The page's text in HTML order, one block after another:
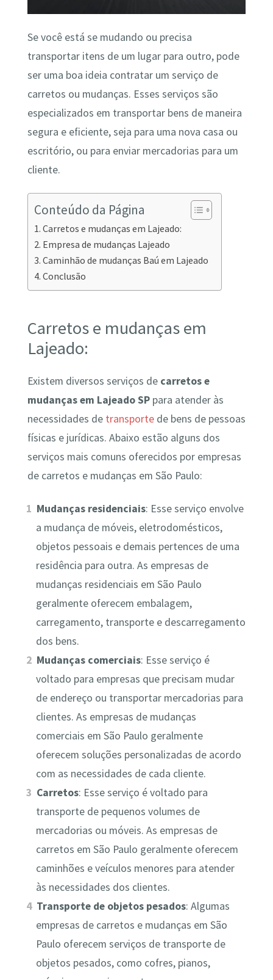
Se você está se mudando ou precisa
transportar itens de um lugar para outro, pode
ser uma boa ideia contratar um serviço de
carretos ou mudanças. Esses serviços são
especializados em transportar bens de maneira
segura e eficiente, seja para uma nova casa ou
escritório, ou para enviar mercadorias para um
cliente.
Conteúdo da Página
Carretos e mudanças em Lajeado:
Empresa de mudanças Lajeado
Caminhão de mudanças Baú em Lajeado
Conclusão
Carretos e mudanças em
Lajeado:
Existem diversos serviços de carretos e
mudanças em Lajeado SPpara atender às
necessidades de transportede bens de pessoas
físicas e jurídicas. Abaixo estão alguns dos
serviços mais comuns oferecidos por empresas
de carretos e mudanças em São Paulo:
Mudanças residenciais: Esse serviço envolve
a mudança de móveis, eletrodomésticos,
objetos pessoais e demais pertences de uma
residência para outra. As empresas de
mudanças residenciais em São Paulo
geralmente oferecem embalagem,
carregamento, transporte e descarregamento
dos bens.
Mudanças comerciais: Esse serviço é
voltado para empresas que precisam mudar
de endereço ou transportar mercadorias para
clientes. As empresas de mudanças
comerciais em São Paulo geralmente
oferecem soluções personalizadas de acordo
com as necessidades de cada cliente.
Carretos: Esse serviço é voltado para
transporte de pequenos volumes de
mercadorias ou móveis. As empresas de
carretos em São Paulo geralmente oferecem
caminhões e veículos menores para atender
às necessidades dos clientes.
Transporte de objetos pesados: Algumas
empresas de carretos e mudanças em São
Paulo oferecem serviços de transporte de
objetos pesados, como cofres, pianos,